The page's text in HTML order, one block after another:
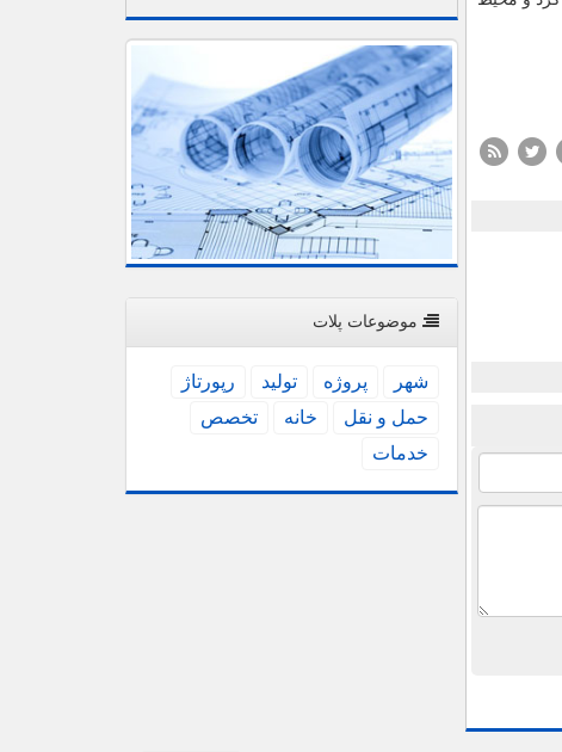
موضوعات پلات
شهر پروژه تولید
رپورتاژ
حمل و نقل
خانه
تخصص
خدمات